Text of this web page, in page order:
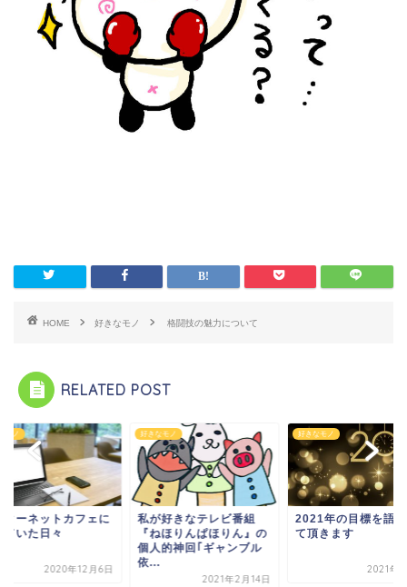
HOME 好きなモノ 格闘技の魅力について
RELATED POST
モノ
ターネットカフェに
ていた日々
2020年12月6日
好きなモノ
私が好きなテレビ番組
『ねほりんぱほりん』の
個人的神回｢ギャンブル
依...
2021年2月14日
好きなモノ
2021年の目標を語
て頂きます
2021年1